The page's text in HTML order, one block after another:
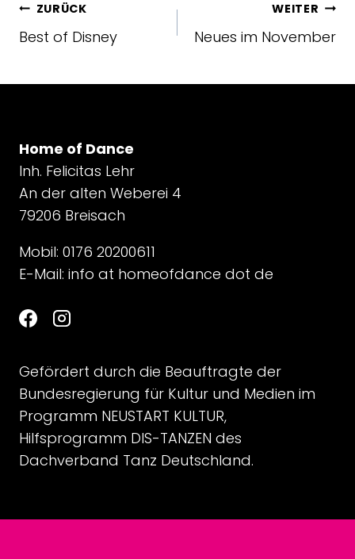
ZURÜCK
Best of Disney
WEITER
Neues im November
Home of Dance
Inh. Felicitas Lehr
An der alten Weberei 4
79206 Breisach
Mobil: 0176 20200611
E-Mail: info at homeofdance dot de
Gefördert durch die Beauftragte der
Bundesregierung für Kultur und Medien im
Programm NEUSTART KULTUR,
Hilfsprogramm DIS-TANZEN des
Dachverband Tanz Deutschland.